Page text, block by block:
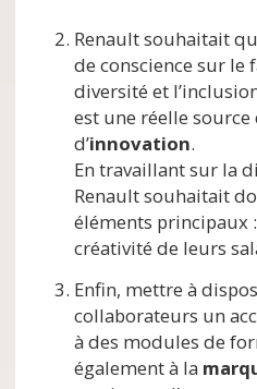
Renault souhaitait
de conscience sur le
diversité et
est une réelle source
d’innovation.
En travaillant sur la
Renault souhaitait
éléments principaux
créativité de leurs
Enfin, mettre à
collaborateurs un
à des modules de
également à la